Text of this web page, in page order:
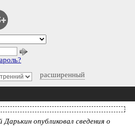
расширенный
опубликовал сведения о